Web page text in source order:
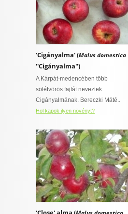
'Cigányalma' (Malus domestica
''Cigányalma'')
A Kárpát-medencében több
sötétvörös fajtát neveztek
Cigányalmának. Bereczki Máté..
Hol kapok ilyen növényt?